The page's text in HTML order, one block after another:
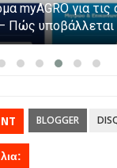
μόνο στο
BLOGGER